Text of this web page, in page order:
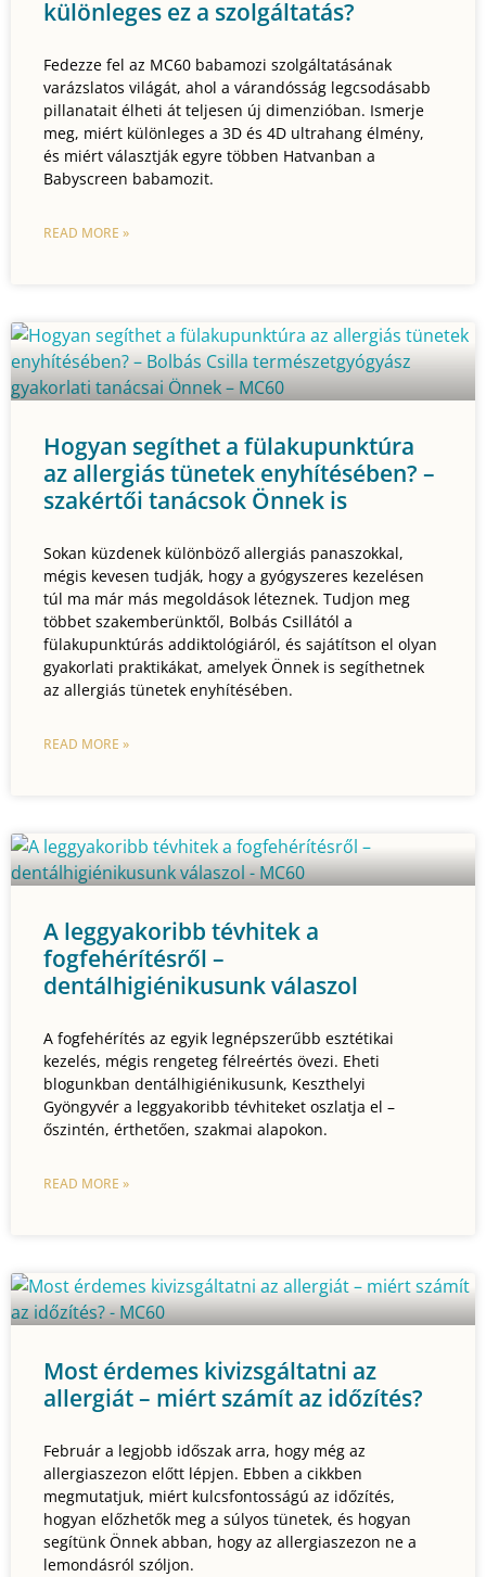
különleges ez a szolgáltatás?
Fedezze fel az MC60 babamozi szolgáltatásának
varázslatos világát, ahol a várandósság legcsodásabb
pillanatait élheti át teljesen új dimenzióban. Ismerje
meg, miért különleges a 3D és 4D ultrahang élmény,
és miért választják egyre többen Hatvanban a
Babyscreen babamozit.
READ MORE »
Hogyan segíthet a fülakupunktúra
az allergiás tünetek enyhítésében? –
szakértői tanácsok Önnek is
Sokan küzdenek különböző allergiás panaszokkal,
mégis kevesen tudják, hogy a gyógyszeres kezelésen
túl ma már más megoldások léteznek. Tudjon meg
többet szakemberünktől, Bolbás Csillától a
fülakupunktúrás addiktológiáról, és sajátítson el olyan
gyakorlati praktikákat, amelyek Önnek is segíthetnek
az allergiás tünetek enyhítésében.
READ MORE »
A leggyakoribb tévhitek a
fogfehérítésről –
dentálhigiénikusunk válaszol
A fogfehérítés az egyik legnépszerűbb esztétikai
kezelés, mégis rengeteg félreértés övezi. Eheti
blogunkban dentálhigiénikusunk, Keszthelyi
Gyöngyvér a leggyakoribb tévhiteket oszlatja el –
őszintén, érthetően, szakmai alapokon.
READ MORE »
Most érdemes kivizsgáltatni az
allergiát – miért számít az időzítés?
Február a legjobb időszak arra, hogy még az
allergiaszezon előtt lépjen. Ebben a cikkben
megmutatjuk, miért kulcsfontosságú az időzítés,
hogyan előzhetők meg a súlyos tünetek, és hogyan
segítünk Önnek abban, hogy az allergiaszezon ne a
lemondásról szóljon.